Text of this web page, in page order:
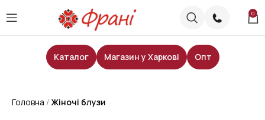
0
Каталог Магазин у Харкові Опт
Головна Жіночі блузи